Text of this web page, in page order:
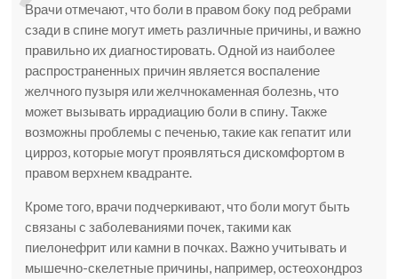
Врачи отмечают, что боли в правом боку под ребрами
сзади в спине могут иметь различные причины, и важно
правильно их диагностировать. Одной из наиболее
распространенных причин является воспаление
желчного пузыря или желчнокаменная болезнь, что
может вызывать иррадиацию боли в спину. Также
возможны проблемы с печенью, такие как гепатит или
цирроз, которые могут проявляться дискомфортом в
правом верхнем квадранте.
Кроме того, врачи подчеркивают, что боли могут быть
связаны с заболеваниями почек, такими как
пиелонефрит или камни в почках. Важно учитывать и
мышечно-скелетные причины, например, остеохондроз